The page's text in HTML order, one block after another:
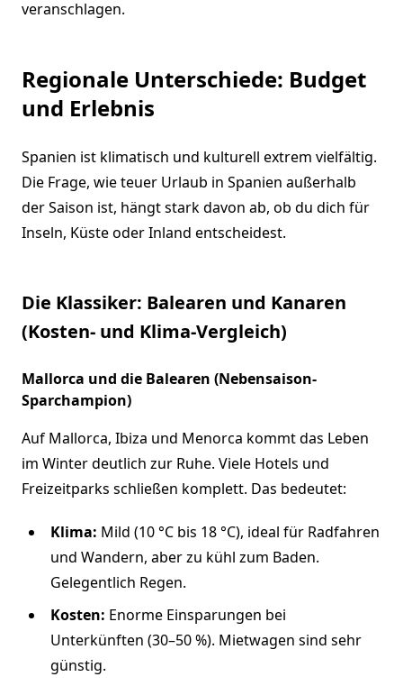
veranschlagen.
Regionale Unterschiede: Budget
und Erlebnis
Spanien ist klimatisch und kulturell extrem vielfältig.
Die Frage, wie teuer Urlaub in Spanien außerhalb
der Saison ist, hängt stark davon ab, ob du dich für
Inseln, Küste oder Inland entscheidest.
Die Klassiker: Balearen und Kanaren
(Kosten- und Klima-Vergleich)
Mallorca und die Balearen (Nebensaison-
Sparchampion)
Auf Mallorca, Ibiza und Menorca kommt das Leben
im Winter deutlich zur Ruhe. Viele Hotels und
Freizeitparks schließen komplett. Das bedeutet:
Klima: Mild (10 °C bis 18 °C), ideal für Radfahren
und Wandern, aber zu kühl zum Baden.
Gelegentlich Regen.
Kosten: Enorme Einsparungen bei
Unterkünften (30–50 %). Mietwagen sind sehr
günstig.